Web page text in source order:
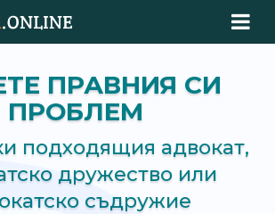
ПРАВНИЯ СИ
ПРОБЛЕМ
подходящия адвокат,
дружество или
съдружие